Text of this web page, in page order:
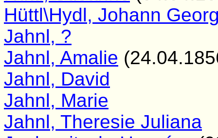
Hüttl\Hydl, Johann
Jahnl, ?
Jahnl, Amalie
Jahnl, David
Jahnl, Marie
Jahnl, Theresie Juliana